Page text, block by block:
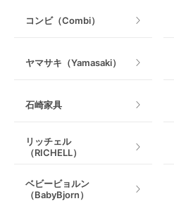
コンビ（Combi）
ヤマサキ（Yamasaki）
石崎家具
リッチェル
（RICHELL）
ベビービョルン
（BabyBjorn）